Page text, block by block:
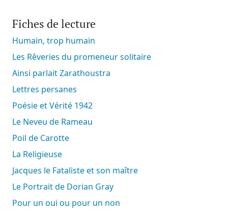
Fiches de lecture
Humain, trop humain
Les Rêveries du promeneur solitaire
Ainsi parlait Zarathoustra
Lettres persanes
Poésie et Vérité 1942
Le Neveu de Rameau
Poil de Carotte
La Religieuse
Jacques le Fataliste et son maître
Le Portrait de Dorian Gray
Pour un oui ou pour un non